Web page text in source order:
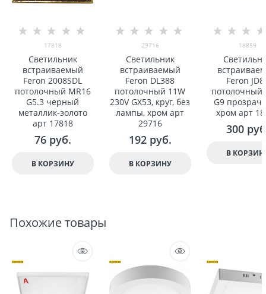
17818
Светильник
встраиваемый
Feron 2008SDL
потолочный MR16
G5.3 черный
металлик-золото
арт 17818
76 руб.
В КОРЗИНУ
29716
Светильник
встраиваемый
Feron DL388
потолочный 11W
230V GX53, круг, без
лампы, хром арт
29716
192 руб.
В КОРЗИНУ
18859
Feron
потолочный
G9
хром арт
300
В
Похожие товары